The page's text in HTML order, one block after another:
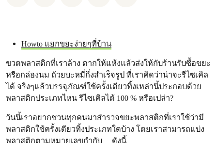
Howto แยกขยะง่ายๆที่บ้าน
ขวดพลาสติกที่เราล้าง ตากให้แห้งแล้วส่งให้กับร้านรับซื้อขยะ
หรือกล่องนม ถ้วยบะหมี่กึ่งสำเร็จรูป ที่เราคิดว่าน่าจะรีไซเคิล
ได้ จริงๆแล้วบรรจุภัณฑ์ใช้ครั้งเดียวทิ้งเหล่านี้ประกอบด้วย
พลาสติกประเภทไหน รีไซเคิลได้ 100 % หรือเปล่า?
วันนี้เราอยากชวนทุกคนมาสำรวจขยะพลาสติกที่เราใช้ว่ามี
พลาสติกใช้ครั้งเดียวทิ้งประเภทใดบ้าง โดยเราสามารถแบ่ง
พลาสติกตามหมายเลขกำกับ
ดังนี้